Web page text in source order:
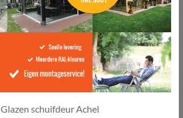
Glazen schuifdeur Achel